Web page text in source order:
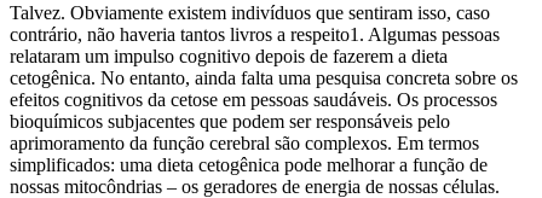
Talvez. Obviamente existem indivíduos que sentiram isso, caso
contrário, não haveria tantos livros a respeito1. Algumas pessoas
relataram um impulso cognitivo depois de fazerem a dieta
cetogênica. No entanto, ainda falta uma pesquisa concreta sobre os
efeitos cognitivos da cetose em pessoas saudáveis. Os processos
bioquímicos subjacentes que podem ser responsáveis ​​pelo
aprimoramento da função cerebral são complexos. Em termos
simplificados: uma dieta cetogênica pode melhorar a função de
nossas mitocôndrias – os geradores de energia de nossas células.